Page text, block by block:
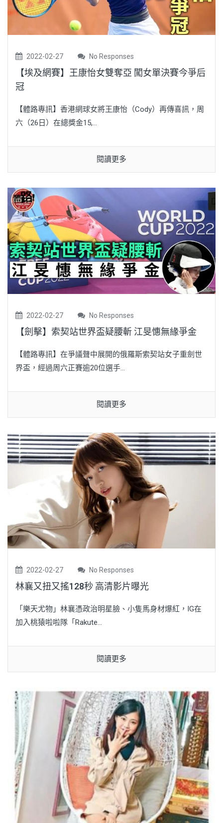
2022-02-27 No Responses
【埃及網賽】王康怡女雙奪亞 闖女單決賽今爭后
冠
【體路專訊】香港網球女將王康怡（Cody）再傳喜訊，周
六（26日）在總獎金15,...
閱讀更多
2022-02-27 No Responses
【劍擊】索契站世界盃疑腰斬 江旻憓無緣爭金
【體路專訊】在爭議聲中展開的俄羅斯索契站女子重劍世
界盃，經過周六正賽逾20位選手...
閱讀更多
2022-02-27 No Responses
林襄又扭又搖128秒 高清影片曝光
「樂天尤物」林襄憑政治明星臉、小隻馬身材爆紅，IG在
加入桃猿啦啦隊「Rakute...
閱讀更多